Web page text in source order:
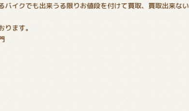
イクでも出来うる限りお値段を付けて買取、買取出来ない
ます。